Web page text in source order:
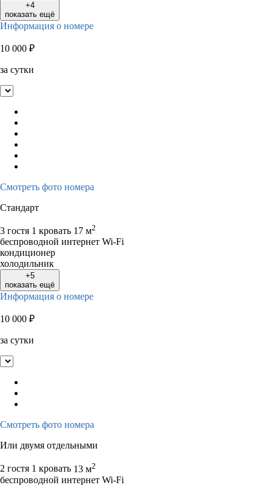
+4
показать ещё
Информация о номере
10 000 ₽
за сутки
Смотреть фото номера
Стандарт
3 гостя 1 кровать 17 м2
беспроводной интернет Wi-Fi
кондиционер
холодильник
+5
показать ещё
Информация о номере
10 000 ₽
за сутки
Смотреть фото номера
Или двумя отдельными
2 гостя 1 кровать 13 м2
беспроводной интернет Wi-Fi